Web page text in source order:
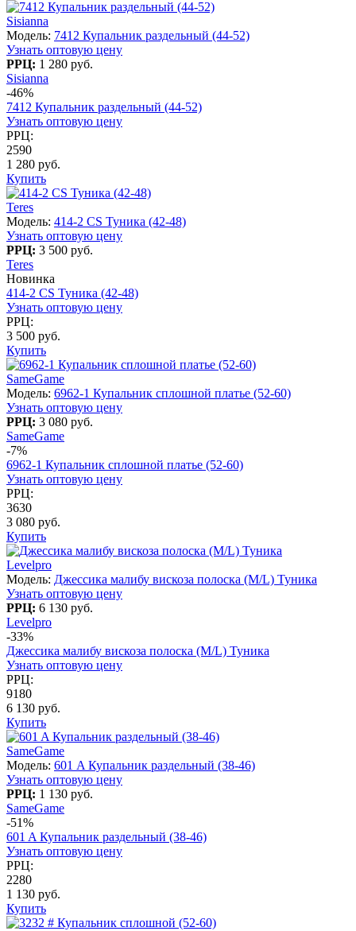
Sisianna
Модель: 7412 Купальник раздельный (44-52)
Узнать оптовую цену
РРЦ: 1 280 руб.
Sisianna
-46%
7412 Купальник раздельный (44-52)
Узнать оптовую цену
РРЦ:
2590
1 280 руб.
Купить
Teres
Модель: 414-2 CS Туника (42-48)
Узнать оптовую цену
РРЦ: 3 500 руб.
Teres
Новинка
414-2 CS Туника (42-48)
Узнать оптовую цену
РРЦ:
3 500 руб.
Купить
SameGame
Модель: 6962-1 Купальник сплошной платье (52-60)
Узнать оптовую цену
РРЦ: 3 080 руб.
SameGame
-7%
6962-1 Купальник сплошной платье (52-60)
Узнать оптовую цену
РРЦ:
3630
3 080 руб.
Купить
Levelpro
Модель: Джессика малибу вискоза полоска (M/L) Туника
Узнать оптовую цену
РРЦ: 6 130 руб.
Levelpro
-33%
Джессика малибу вискоза полоска (M/L) Туника
Узнать оптовую цену
РРЦ:
9180
6 130 руб.
Купить
SameGame
Модель: 601 A Купальник раздельный (38-46)
Узнать оптовую цену
РРЦ: 1 130 руб.
SameGame
-51%
601 A Купальник раздельный (38-46)
Узнать оптовую цену
РРЦ:
2280
1 130 руб.
Купить